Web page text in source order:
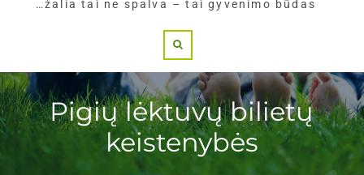
…žalia tai ne spalva – tai gyvenimo būdas
Pigių lėktuvų bilietų
keistenybės